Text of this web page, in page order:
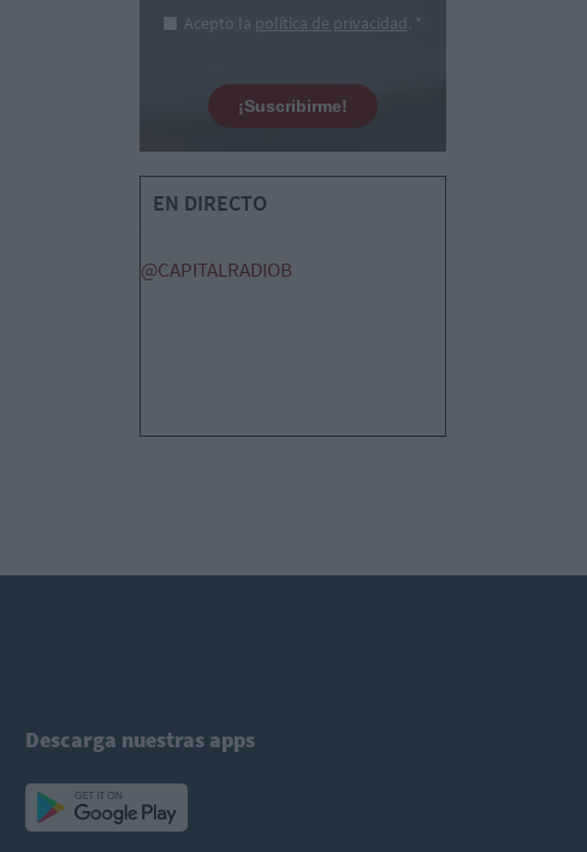
Acepto la política de privacidad. *
¡Suscribirme!
EN DIRECTO
@CAPITALRADIOB
Descarga nuestras apps